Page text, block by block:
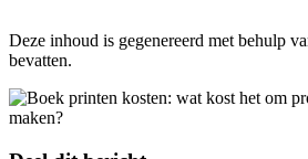
Deze inhoud is gegenereerd met behulp
bevatten.